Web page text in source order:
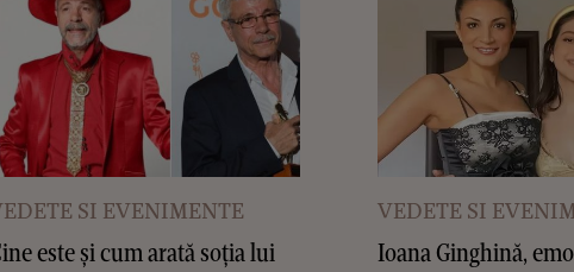
SI EVENIMENTE
este și cum arată soția lui
VEDETE SI
Ioana Ginghină,